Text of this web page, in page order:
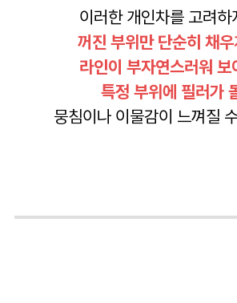
이러한 개인차를 고려하
꺼진 부위만 단순히 채
라인이 부자연스러워 보
특정 부위에 필러가
뭉침이나 이물감이 느껴질